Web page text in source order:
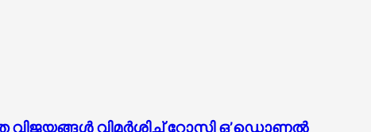
വിജയങ്ങള്‍ വിമര്‍ശിച്ച് റോസി ഒ’ഡൊണല്‍